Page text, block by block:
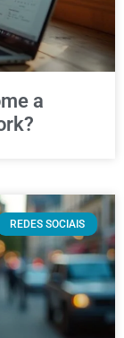
a
REDES SOCIAIS